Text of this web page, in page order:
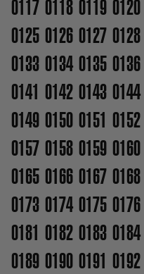
0117 0118 0119 0120
0125 0126 0127 0128
0133 0134 0135 0136
0141 0142 0143 0144
0149 0150 0151 0152
0157 0158 0159 0160
0165 0166 0167 0168
0173 0174 0175 0176
0181 0182 0183 0184
0189 0190 0191 0192